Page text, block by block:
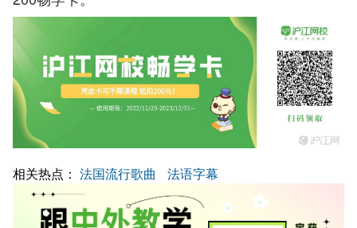
相关热点： 法国流行歌曲 法语字幕